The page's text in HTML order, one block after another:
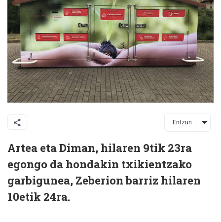
Entzun
Artea eta Diman, hilaren 9tik 23ra
egongo da hondakin txikientzako
garbigunea, Zeberion barriz hilaren
10etik 24ra.